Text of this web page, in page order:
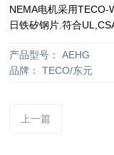
NEMA电机采用TECO-
日铁矽钢片.符合
产品型号 ：
AEHG
品牌 ： TECO/东元
上一篇